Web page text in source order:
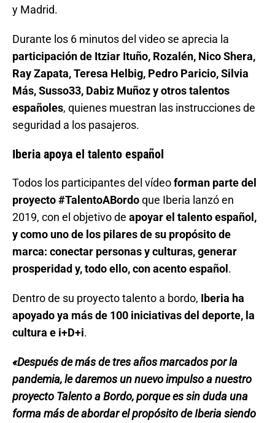
y Madrid.
Durante los 6 minutos del video se aprecia la
participación de Itziar Ituño, Rozalén, Nico Shera,
Ray Zapata, Teresa Helbig, Pedro Paricio, Silvia
Más, Susso33, Dabiz Muñoz y otros talentos
españoles , quienes muestran las instrucciones de
seguridad a los pasajeros.
Iberia apoya el talento español
Todos los participantes del vídeoforman parte del
proyecto #TalentoABordoque Iberia lanzó en
2019, con el objetivo de apoyar el talento español,
y como uno de los pilares de su propósito de
marca: conectar personas y culturas, generar
prosperidad y, todo ello, con acento español
Dentro de su proyecto talento a bordo, Iberia ha
apoyado ya más de 100 iniciativas del deporte, la
cultura e i+D+i
«Después de más de tres años marcados por la
pandemia, le daremos un nuevo impulso a nuestro
proyecto Talento a Bordo, porque es sin duda una
forma más de abordar el propósito de Iberia siendo